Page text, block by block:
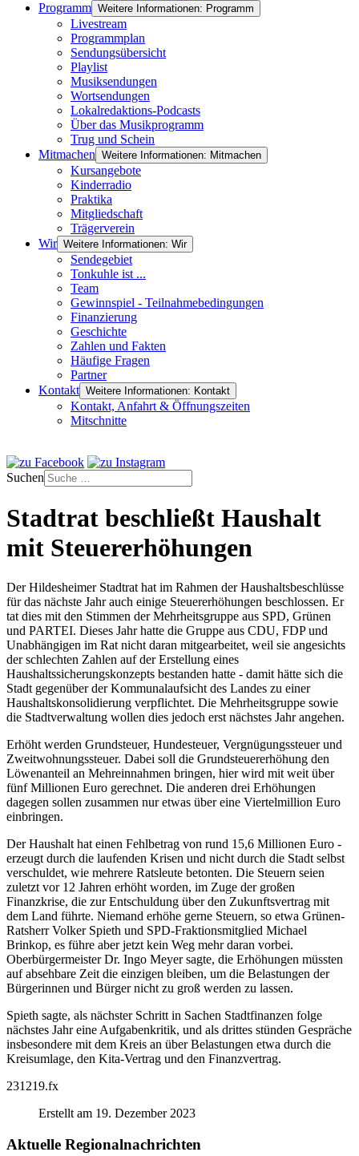
Programm Weitere Informationen: Programm
Livestream
Programmplan
Sendungsübersicht
Playlist
Musiksendungen
Wortsendungen
Lokalredaktions-Podcasts
Über das Musikprogramm
Trug und Schein
Mitmachen Weitere Informationen: Mitmachen
Kursangebote
Kinderradio
Praktika
Mitgliedschaft
Trägerverein
Wir Weitere Informationen: Wir
Sendegebiet
Tonkuhle ist ...
Team
Gewinnspiel - Teilnahmebedingungen
Finanzierung
Geschichte
Zahlen und Fakten
Häufige Fragen
Partner
Kontakt Weitere Informationen: Kontakt
Kontakt, Anfahrt & Öffnungszeiten
Mitschnitte
Suchen
Stadtrat beschließt Haushalt
mit Steuererhöhungen
Der Hildesheimer Stadtrat hat im Rahmen der Haushaltsbeschlüsse
für das nächste Jahr auch einige Steuererhöhungen beschlossen. Er
tat dies mit den Stimmen der Mehrheitsgruppe aus SPD, Grünen
und PARTEI. Dieses Jahr hatte die Gruppe aus CDU, FDP und
Unabhängigen im Rat nicht daran mitgearbeitet, weil sie angesichts
der schlechten Zahlen auf der Erstellung eines
Haushaltssicherungskonzepts bestanden hatte - damit hätte sich die
Stadt gegenüber der Kommunalaufsicht des Landes zu einer
Haushaltskonsolidierung verpflichtet. Die Mehrheitsgruppe sowie
die Stadtverwaltung wollen dies jedoch erst nächstes Jahr angehen.
Erhöht werden Grundsteuer, Hundesteuer, Vergnügungssteuer und
Zweitwohnungssteuer. Dabei soll die Grundsteuererhöhung den
Löwenanteil an Mehreinnahmen bringen, hier wird mit weit über
fünf Millionen Euro gerechnet. Die anderen drei Erhöhungen
dagegen sollen zusammen nur etwas über eine Viertelmillion Euro
einbringen.
Der Haushalt hat einen Fehlbetrag von rund 15,6 Millionen Euro -
erzeugt durch die laufenden Krisen und nicht durch die Stadt selbst
verschuldet, wie mehrere Ratsleute betonten. Die Steuern seien
zuletzt vor 12 Jahren erhöht worden, im Zuge der großen
Finanzkrise, die zur Entschuldung über den Zukunftsvertrag mit
dem Land führte. Niemand erhöhe gerne Steuern, so etwa Grünen-
Ratsherr Volker Spieth und SPD-Fraktionsmitglied Michael
Brinkop, es führe aber jetzt kein Weg mehr daran vorbei.
Oberbürgermeister Dr. Ingo Meyer sagte, die Erhöhungen müssten
auf absehbare Zeit die einzigen bleiben, um die Belastungen der
Bürgerinnen und Bürger nicht zu groß werden zu lassen.
Spieth sagte, als nächster Schritt in Sachen Stadtfinanzen folge
nächstes Jahr eine Aufgabenkritik, und als drittes stünden Gespräche
insbesondere mit dem Kreis an über Belastungen etwa durch die
Kreisumlage, den Kita-Vertrag und den Finanzvertrag.
231219.fx
Erstellt am 19. Dezember 2023
Aktuelle Regionalnachrichten